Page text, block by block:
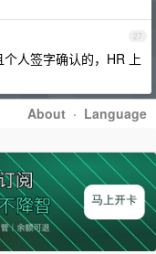
27
人签字确认的，HR 上
About · Language